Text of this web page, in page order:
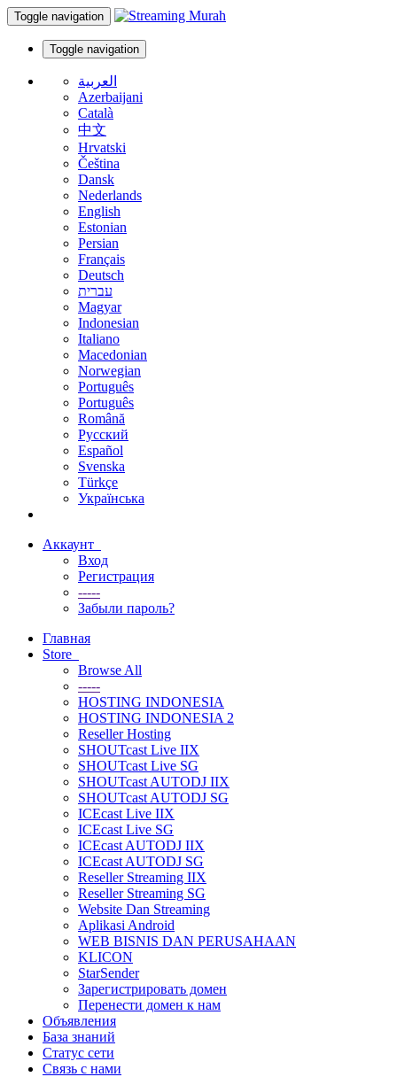
Toggle navigation
Toggle navigation
العربية
Azerbaijani
Català
中文
Hrvatski
Čeština
Dansk
Nederlands
English
Estonian
Persian
Français
Deutsch
עברית
Magyar
Indonesian
Italiano
Macedonian
Norwegian
Português
Português
Română
Русский
Español
Svenska
Türkçe
Українська
Аккаунт
Вход
Регистрация
-----
Забыли пароль?
Главная
Store
Browse All
-----
HOSTING INDONESIA
HOSTING INDONESIA 2
Reseller Hosting
SHOUTcast Live IIX
SHOUTcast Live SG
SHOUTcast AUTODJ IIX
SHOUTcast AUTODJ SG
ICEcast Live IIX
ICEcast Live SG
ICEcast AUTODJ IIX
ICEcast AUTODJ SG
Reseller Streaming IIX
Reseller Streaming SG
Website Dan Streaming
Aplikasi Android
WEB BISNIS DAN PERUSAHAAN
KLICON
StarSender
Зарегистрировать домен
Перенести домен к нам
Объявления
База знаний
Статус сети
Связь с нами